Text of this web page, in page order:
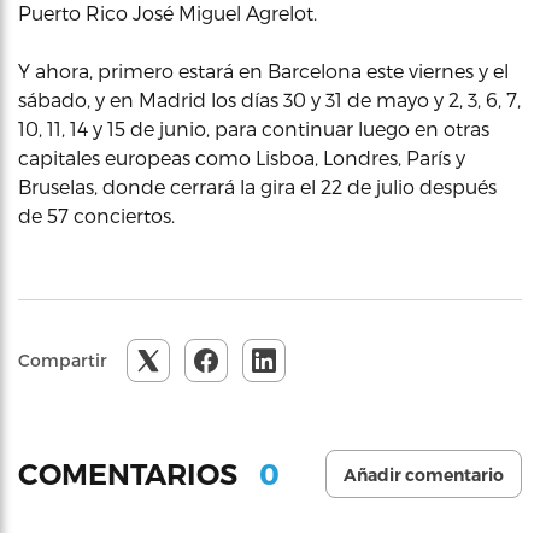
Puerto Rico José Miguel Agrelot.
Y ahora, primero estará en Barcelona este viernes y el
sábado, y en Madrid los días 30 y 31 de mayo y 2, 3, 6, 7,
10, 11, 14 y 15 de junio, para continuar luego en otras
capitales europeas como Lisboa, Londres, París y
Bruselas, donde cerrará la gira el 22 de julio después
de 57 conciertos.
Compartir
COMENTARIOS 0 Añadir comentario